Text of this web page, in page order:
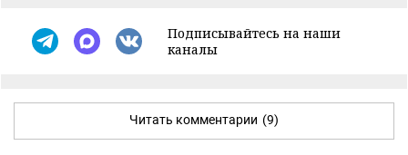
Подписывайтесь на наши
каналы
Читать комментарии (9)